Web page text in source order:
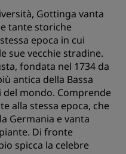
Gottinga vanta
tante storiche
epoca in cui
sue vecchie stradine.
fondata nel 1734 da
antica della Bassa
del mondo. Comprende
alla stessa epoca, che
Germania e vanta
Di fronte
spicca la celebre